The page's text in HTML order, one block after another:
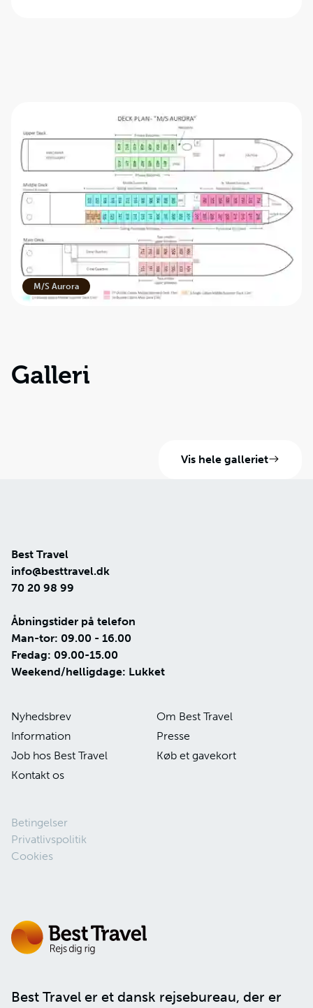
M/S Aurora
Galleri
Vis hele galleriet
Best Travel er et dansk rejsebureau, der er
Best Travel
info@besttravel.dk
70 20 98 99
Åbningstider på telefon
Man-tor: 09.00 - 16.00
Fredag: 09.00-15.00
Weekend/helligdage: Lukket
Nyhedsbrev
Om Best Travel
Information
Presse
Job hos Best Travel
Køb et gavekort
Kontakt os
Betingelser
Privatlivspolitik
Cookies